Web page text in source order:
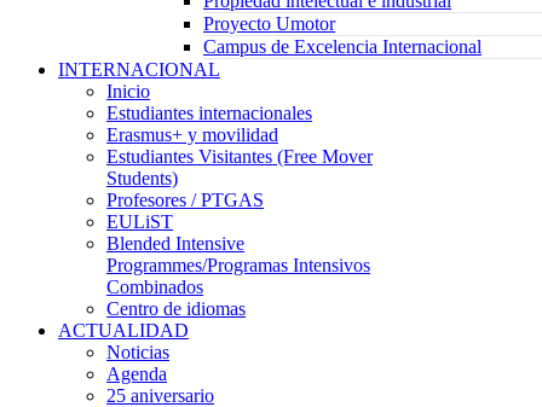
Proyecto Umotor
Campus de Excelencia Internacional
INTERNACIONAL
Inicio
Estudiantes internacionales
Erasmus+ y movilidad
Estudiantes Visitantes (Free Mover
Students)
Profesores / PTGAS
EULiST
Blended Intensive
Programmes/Programas Intensivos
Combinados
Centro de idiomas
ACTUALIDAD
Noticias
Agenda
25 aniversario